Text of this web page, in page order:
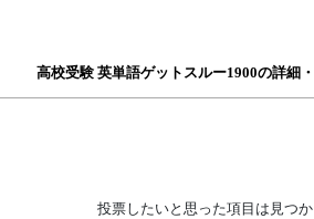
高校受験 英単語ゲットスルー1900の詳細
投票したいと思った項目は見つ